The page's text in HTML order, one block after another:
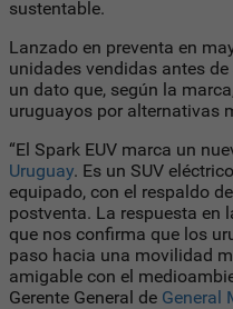
sustentable.
Lanzado en preventa en
unidades vendidas antes
un dato que, según la
uruguayos por alternativas
“El Spark EUV marca un
Uruguay. Es un SUV
equipado, con el respaldo
postventa. La respuesta en
que nos confirma que los
paso hacia una movilidad
amigable con el
Gerente General de General